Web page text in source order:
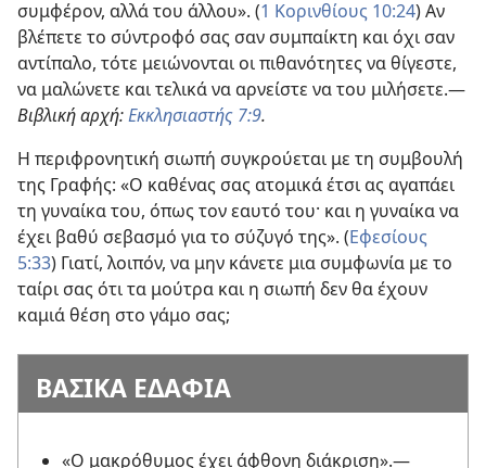
συμφέρον, αλλά του άλλου». (1 Κορινθίους 10:24) Αν
βλέπετε το σύντροφό σας σαν συμπαίκτη και όχι σαν
αντίπαλο, τότε μειώνονται οι πιθανότητες να θίγεστε,
να μαλώνετε και τελικά να αρνείστε να του μιλήσετε.—
Βιβλική αρχή:Εκκλησιαστής 7:9.
Η περιφρονητική σιωπή συγκρούεται με τη συμβουλή
της Γραφής: «Ο καθένας σας ατομικά έτσι ας αγαπάει
τη γυναίκα του, όπως τον εαυτό του· και η γυναίκα να
έχει βαθύ σεβασμό για το σύζυγό της». (Εφεσίους
5:33) Γιατί, λοιπόν, να μην κάνετε μια συμφωνία με το
ταίρι σας ότι τα μούτρα και η σιωπή δεν θα έχουν
καμιά θέση στο γάμο σας;
ΒΑΣΙΚΑ ΕΔΑΦΙΑ
«Ο μακρόθυμος έχει άφθονη διάκριση».—